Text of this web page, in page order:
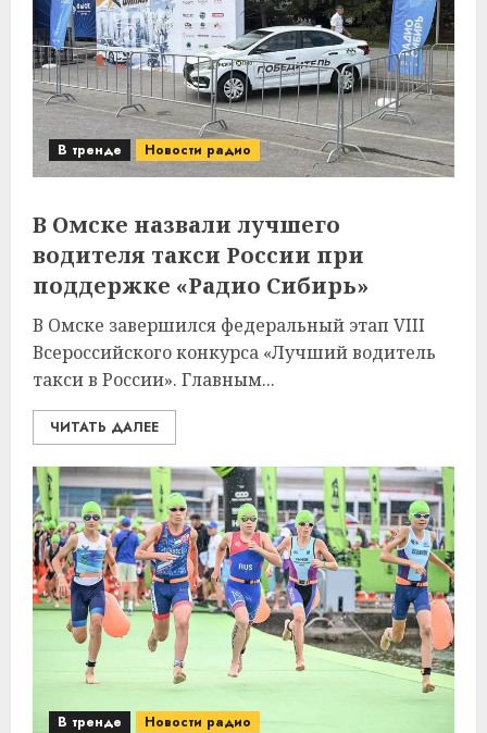
В тренде Новости радио
В Омске назвали лучшего
водителя такси России при
поддержке «Радио Сибирь»
В Омске завершился федеральный этап VIII
Всероссийского конкурса «Лучший водитель
такси в России». Главным...
ЧИТАТЬ ДАЛЕЕ
В тренде Новости радио